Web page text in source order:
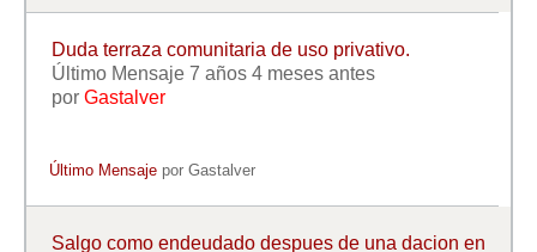
Duda terraza comunitaria de uso privativo.
Último Mensaje 7 años 4 meses antes
por Gastalver
Último Mensaje porGastalver
Salgo como endeudado despues de una dacion en